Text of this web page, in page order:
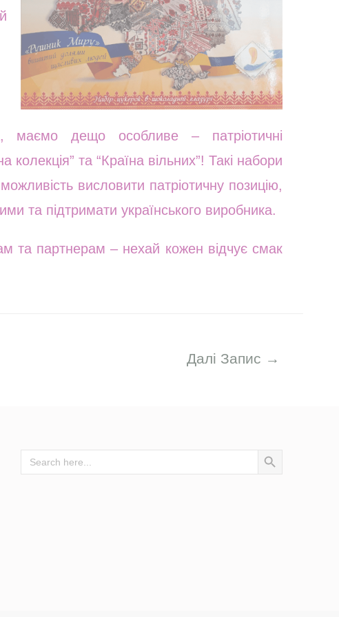
маємо дещо особливе – патріотичні
колекція” та “Країна вільних”! Такі набори
висловити патріотичну позицію,
та підтримати українського виробника.
та партнерам – нехай кожен відчує смак
Далі Запис →
Search
for: